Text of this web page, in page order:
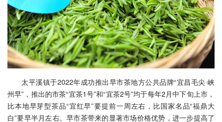
太平溪镇于2022年成功推出早市茶地方公共品牌“宜昌毛尖·峡
州早”，推出的市茶“宜茶1号”和“宜茶2号”均于每年2月中下旬上市，
比本地早芽型茶品“宜红早”要提前一周左右，比国家名品“福鼎大
白”要早半月左右。早市茶带来的显著市场价格优势，进一步提高了